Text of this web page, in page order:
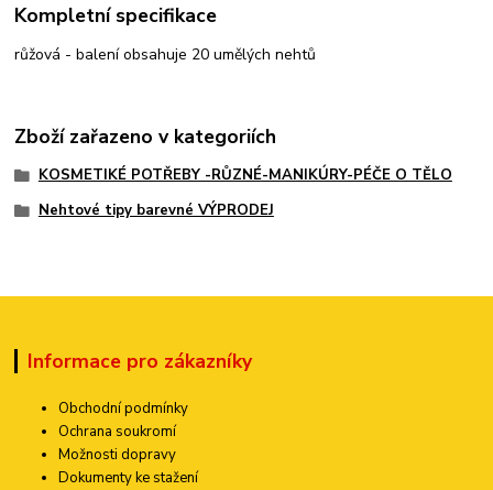
Kompletní specifikace
růžová - balení obsahuje 20 umělých nehtů
Zboží zařazeno v kategoriích
KOSMETIKÉ POTŘEBY -RŮZNÉ-MANIKÚRY-PÉČE O TĚLO
Nehtové tipy barevné VÝPRODEJ
Informace pro zákazníky
Obchodní podmínky
Ochrana soukromí
Možnosti dopravy
Dokumenty ke stažení